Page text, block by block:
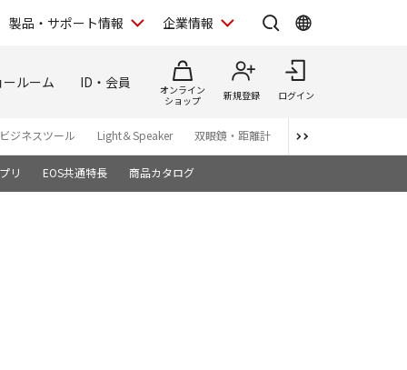
製品・サポート情報 企業情報
ールーム ID・会員
オンライン
ショップ
新規登録 ログイン
ジネスツール Light＆Speaker 双眼鏡・距離計 写真集
リ EOS共通特長 商品カタログ